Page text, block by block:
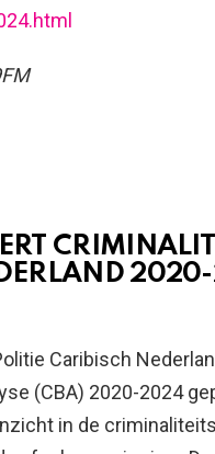
Caribisch
(CBA) 2020-2024
in de